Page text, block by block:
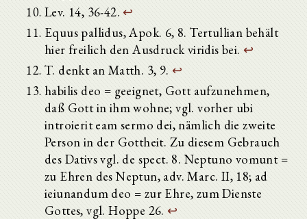
Lev. 14, 36-42. ↩
Equus pallidus, Apok. 6, 8. Tertullian behält
hier freilich den Ausdruck viridis bei. ↩
T. denkt an Matth. 3, 9. ↩
habilis deo = geeignet, Gott aufzunehmen,
daß Gott in ihm wohne; vgl. vorher ubi
introierit eam sermo dei, nämlich die zweite
Person in der Gottheit. Zu diesem Gebrauch
des Dativs vgl. de spect. 8. Neptuno vomunt =
zu Ehren des Neptun, adv. Marc. II, 18; ad
ieiunandum deo = zur Ehre, zum Dienste
Gottes, vgl. Hoppe 26. ↩